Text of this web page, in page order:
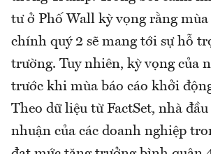
tư ở Phố Wall kỳ vọng rằng mùa
chính quý 2 sẽ mang tới sự hỗ
trường. Tuy nhiên, kỳ vọng của
trước khi mùa báo cáo khởi
Theo dữ liệu từ FactSet, nhà
nhuận của các doanh nghiệp